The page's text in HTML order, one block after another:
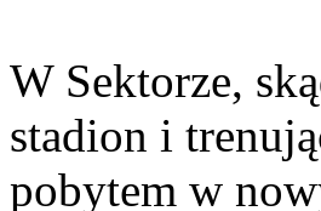
W Sektorze,
stadion i
pobytem w